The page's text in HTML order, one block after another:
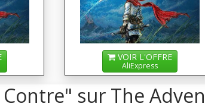
VOIR L'OFFRE
AliExpress
sur The